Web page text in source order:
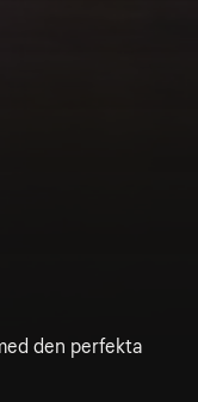
den perfekta